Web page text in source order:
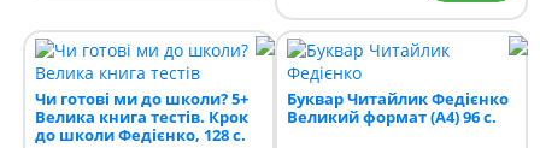
Чи готові ми до школи? 5+
Велика книга тестів. Крок
до школи Федієнко, 128 с.
Буквар Читайлик Федієнко
Великий формат (А4) 96 с.